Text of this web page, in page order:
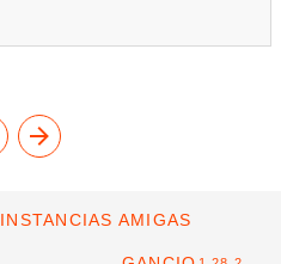
INSTANCIAS AMIGAS